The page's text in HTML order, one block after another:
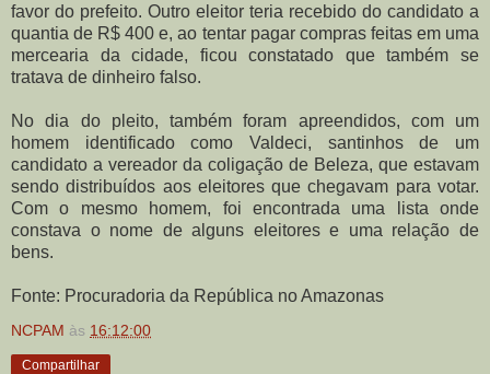
favor do prefeito. Outro eleitor teria recebido do candidato a
quantia de R$ 400 e, ao tentar pagar compras feitas em uma
mercearia da cidade, ficou constatado que também se
tratava de dinheiro falso.
No dia do pleito, também foram apreendidos, com um
homem identificado como Valdeci, santinhos de um
candidato a vereador da coligação de Beleza, que estavam
sendo distribuídos aos eleitores que chegavam para votar.
Com o mesmo homem, foi encontrada uma lista onde
constava o nome de alguns eleitores e uma relação de
bens.
Fonte: Procuradoria da República no Amazonas
NCPAM às 16:12:00
Compartilhar